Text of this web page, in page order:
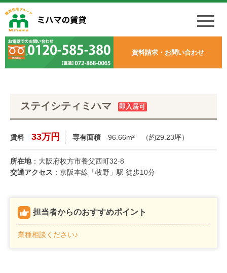
資料請求・お問い合わせ
ステイシティミハマ 即入居可
賃料 33万円 専有面積 96.66m² （約29.23坪）
所在地：大阪府枚方市養父西町32-8
交通アクセス ：京阪本線「牧野」駅 徒歩10分
担当者からのおすすめポイント
業種相談ください♪